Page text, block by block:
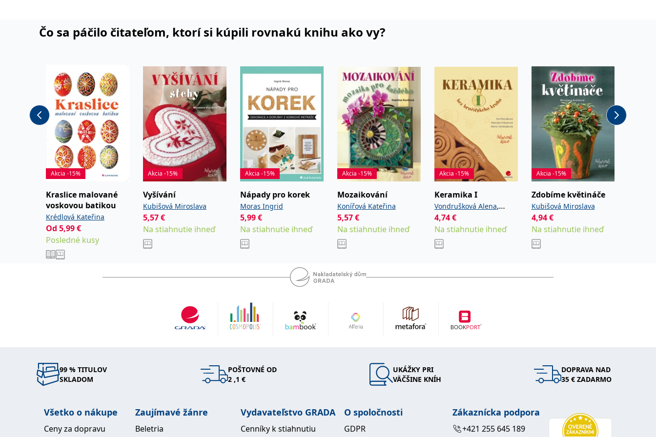
Čo sa páčilo čitateľom, ktorí si kúpili rovnakú knihu ako vy?
Akcia -15%
Kraslice malované
voskovou batikou
Krédlová Kateřina
Od 5,99€
Posledné kusy
Akcia -15%
Vyšívání
Kubišová Miroslava
5,57€
Na stiahnutie ihneď
Akcia -15%
Nápady pro korek
Moras Ingrid
5,99€
Na stiahnutie ihneď
Akcia -15%
Mozaikování
Konířová Kateřina
5,57€
Na stiahnutie ihneď
Akcia -15%
Keramika I
Vondrušková Alena,
Pošustová Marcela
Placáková Eta
4,74€
Na stiahnutie ihneď
Akcia -15%
Zdobíme květináče
Kubišová Miroslava
4,94€
Na stiahnutie ihneď
99 % TITULOV
SKLADOM
POŠTOVNÉ OD
2 ,1 €
UKÁŽKY PRI
VÄČŠINE KNÍH
DOPRAVA NAD
35 € ZADARMO
Všetko o nákupe
Ceny za dopravu
Zaujímavé žánre
Beletria
Vydavateľstvo GRADA
Cenníky k stiahnutiu
O spoločnosti
GDPR
Zákaznícka podpora
+421 255 645 189